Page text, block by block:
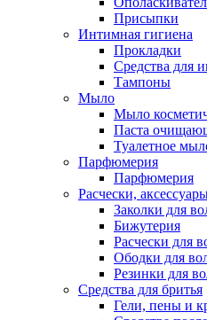
Присыпки
Интимная гигиена
Прокладки
Средства для
Тампоны
Мыло
Мыло
Паста
Туалетное
Парфюмерия
Парфюмерия
Расчески,
Заколки для
Бижутерия
Расчески для
Ободки для
Резинки для
Средства для бритья
Гели, пены и